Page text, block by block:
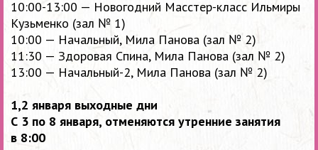
10:00-13:00 — Новогодний Масстер-класс Ильмиры
Кузьменко (зал № 1)
10:00 — Начальный, Мила Панова (зал № 2)
11:30 — Здоровая Спина, Мила Панова (зал № 2)
13:00 — Начальный-2, Мила Панова (зал № 2)
1,2 января выходные дни
С 3 по 8 января, отменяются утренние занятия
в 8:00